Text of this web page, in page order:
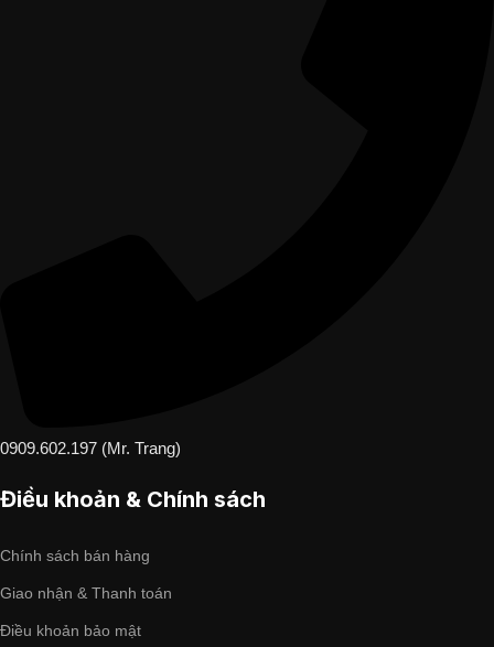
0909.602.197 (Mr. Trang)
Điều khoản & Chính sách
Chính sách bán hàng
Giao nhận & Thanh toán
Điều khoản bảo mật